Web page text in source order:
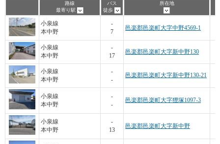
路線
最寄り駅
バス
徒歩
所在地
小泉線
本中野
-
7
邑楽郡邑楽町大字中野4569-1
小泉線
本中野
-
17
邑楽郡邑楽町大字新中野130
小泉線
本中野
-
-
邑楽郡邑楽町大字新中野130-21
小泉線
本中野
-
-
邑楽郡邑楽町大字狸塚1097-3
小泉線
本中野
-
13
邑楽郡邑楽町大字新中野